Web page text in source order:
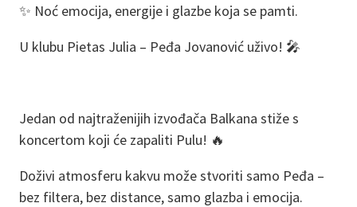
✨ Noć emocija, energije i glazbe koja se pamti.
U klubu Pietas Julia – Peđa Jovanović uživo! 🎤
Jedan od najtraženijih izvođača Balkana stiže s
koncertom koji će zapaliti Pulu! 🔥
Doživi atmosferu kakvu može stvoriti samo Peđa –
bez filtera, bez distance, samo glazba i emocija.